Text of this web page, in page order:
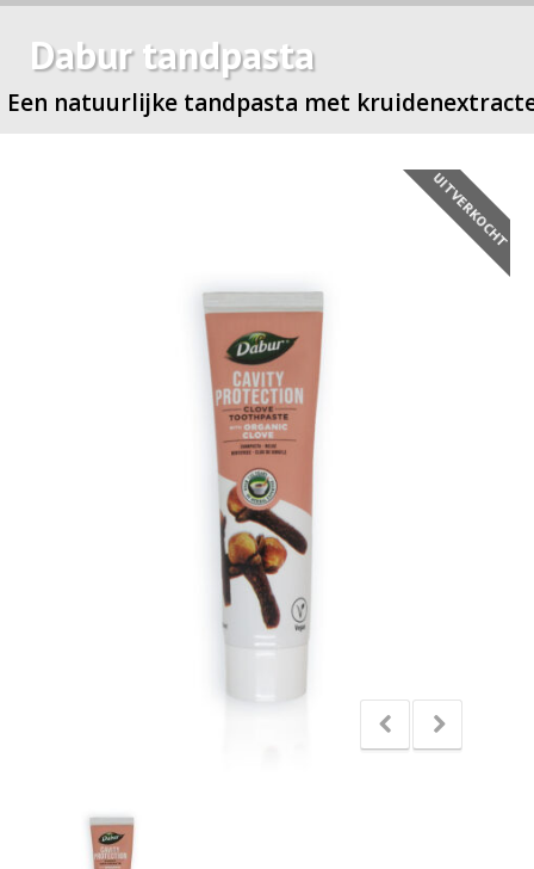
Dabur tandpasta
Een natuurlijke tandpasta met
UITVERKOCHT